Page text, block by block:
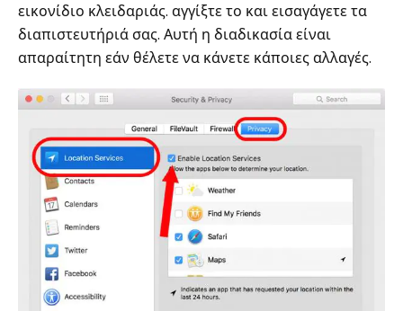
εικονίδιο κλειδαριάς. αγγίξτε το και εισαγάγετε τα
διαπιστευτήριά σας. Αυτή η διαδικασία είναι
απαραίτητη εάν θέλετε να κάνετε κάποιες αλλαγές.